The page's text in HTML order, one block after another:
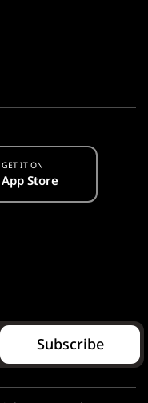
GET IT ON
App Store
Subscribe